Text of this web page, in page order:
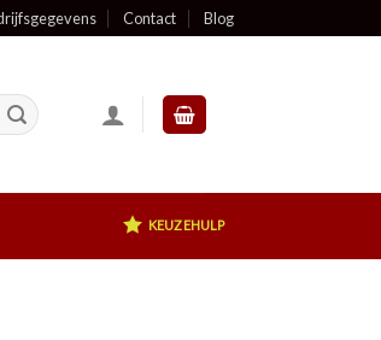
Contact Blog
KEUZEHULP